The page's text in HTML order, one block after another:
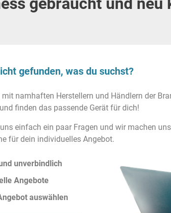
gefunden, was du suchst?
mit namhaften Herstellern und Händlern der
finden das passende Gerät für dich!
einfach ein paar Fragen und wir machen
für dein individuelles Angebot.
unverbindlich
Angebote
auswählen